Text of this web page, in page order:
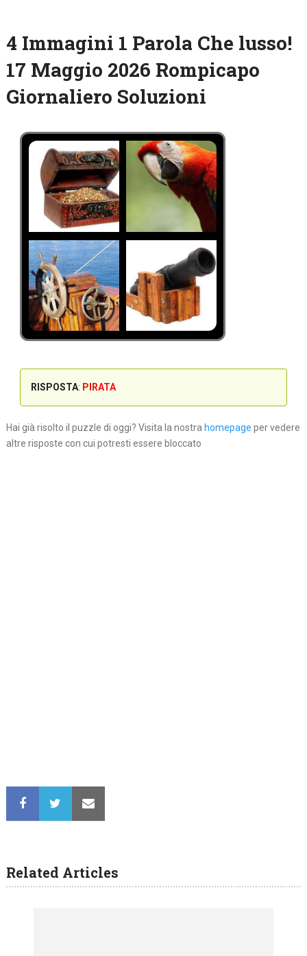
4 Immagini 1 Parola Che lusso!
17 Maggio 2026 Rompicapo
Giornaliero Soluzioni
RISPOSTA: PIRATA
Hai già risolto il puzzle di oggi? Visita la nostra homepage per vedere
altre risposte con cui potresti essere bloccato
Related Articles